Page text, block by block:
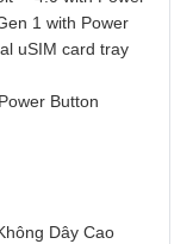
1 with Power
uSIM card tray
Button
Dây Cao